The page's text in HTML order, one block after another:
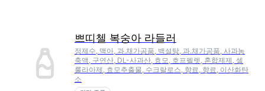
쁘띠첼 복숭아 라들러
정제수, 맥아, 과.채가공품, 백설탕, 과.채가공품, 사과농
축액, 구연산, DL-사과산, 효모, 호프펠렛, 혼합제제, 셀
룰라아제, 효모추출물, 수크랄로스, 향료, 향료, 이산화탄
소